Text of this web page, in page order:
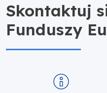
Skontaktuj
Funduszy
Skontaktuj się